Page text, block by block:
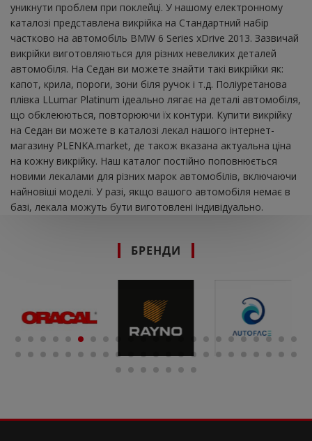
уникнути проблем при поклейці. У нашому електронному
каталозі представлена ​​викрійка на Стандартний набір
частково на автомобіль BMW 6 Series xDrive 2013. Зазвичай
викрійки виготовляються для різних невеликих деталей
автомобіля. На Седан ви можете знайти такі викрійки як:
капот, крила, пороги, зони біля ручок і т.д. Поліуретанова
плівка LLumar Platinum ідеально лягає на деталі автомобіля,
що обклеюються, повторюючи їх контури. Купити викрійку
на Седан ви можете в каталозі лекал нашого інтернет-
магазину PLENKA.market, де також вказана актуальна ціна
на кожну викрійку. Наш каталог постійно поповнюється
новими лекалами для різних марок автомобілів, включаючи
найновіші моделі. У разі, якщо вашого автомобіля немає в
базі, лекала можуть бути виготовлені індивідуально.
БРЕНДИ